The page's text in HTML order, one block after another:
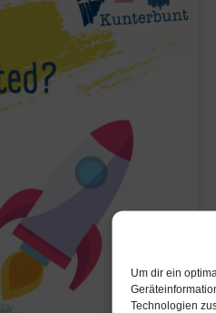
Um dir ein
Technologien